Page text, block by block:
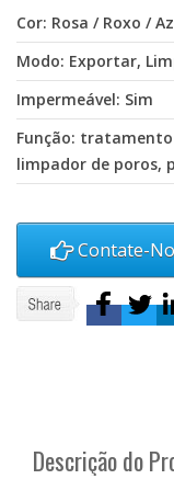
Cor: Rosa / Roxo /
Modo: Exportar,
Impermeável: Sim
Função:
limpador de poros,
Contate-
Descrição do